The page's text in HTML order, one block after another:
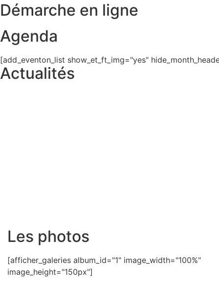
Démarche en ligne
Agenda
[add_eventon_list show_et_ft_img="yes"
Actualités
Les photos
[afficher_galeries album_id="1" image_width="100%"
image_height="150px"]